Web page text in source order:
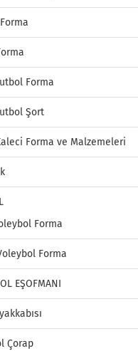
Forma
Şort
Forma ve Malzemeleri
Forma
Forma
EŞOFMANI
Çorap